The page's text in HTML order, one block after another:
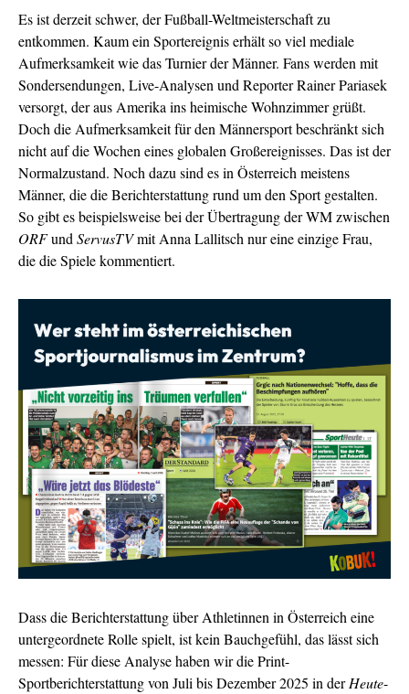
Es ist derzeit schwer, der Fußball-Weltmeisterschaft zu
entkommen. Kaum ein Sportereignis erhält so viel mediale
Aufmerksamkeit wie das Turnier der Männer. Fans werden mit
Sondersendungen, Live-Analysen und Reporter Rainer Pariasek
versorgt, der aus Amerika ins heimische Wohnzimmer grüßt.
Doch die Aufmerksamkeit für den Männersport beschränkt sich
nicht auf die Wochen eines globalen Großereignisses. Das ist der
Normalzustand. Noch dazu sind es in Österreich meistens
Männer, die die Berichterstattung rund um den Sport gestalten.
So gibt es beispielsweise bei der Übertragung der WM zwischen
ORFund ServusTVmit Anna Lallitsch nur eine einzige Frau,
die die Spiele kommentiert.
Dass die Berichterstattung über Athletinnen in Österreich eine
untergeordnete Rolle spielt, ist kein Bauchgefühl, das lässt sich
messen: Für diese Analyse haben wir die Print-
Sportberichterstattung von Juli bis Dezember 2025 in derHeute-